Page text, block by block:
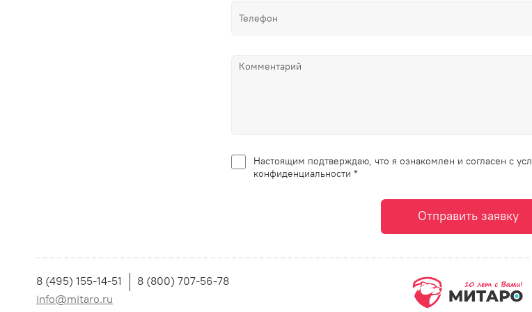
Настоящим подтверждаю, что я ознакомлен и согласен с
конфиденциальности *
Отправить заявку
8 (495) 155-14-51
8 (800) 707-56-78
info@mitaro.ru